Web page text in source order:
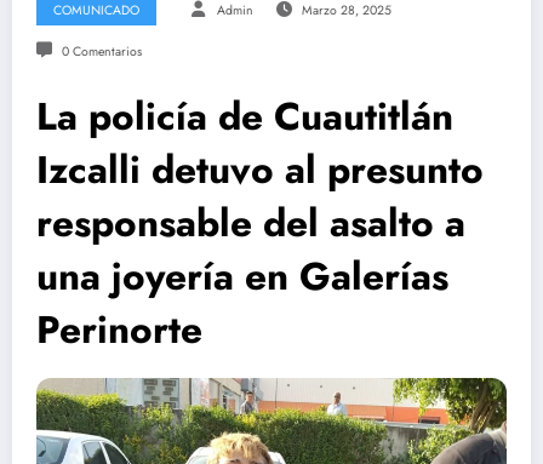
COMUNICADO Admin Marzo 28, 2025
0 Comentarios
La policía de Cuautitlán
Izcalli detuvo al presunto
responsable del asalto a
una joyería en Galerías
Perinorte